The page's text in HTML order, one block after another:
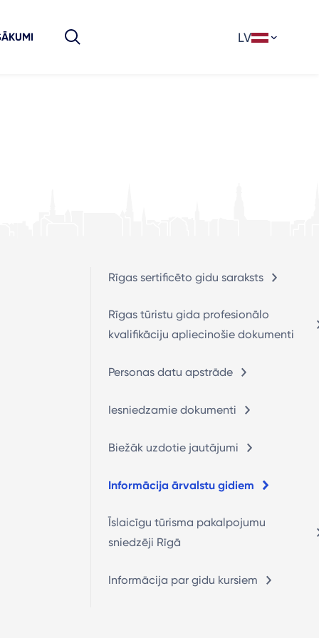
LV
Rīgas sertificēto gidu saraksts
Rīgas tūristu gida profesionālo
kvalifikāciju apliecinošie dokumenti
Personas datu apstrāde
Iesniedzamie dokumenti
Biežāk uzdotie jautājumi
Informācija ārvalstu gidiem
Īslaicīgu tūrisma pakalpojumu
sniedzēji Rīgā
Informācija par gidu kursiem